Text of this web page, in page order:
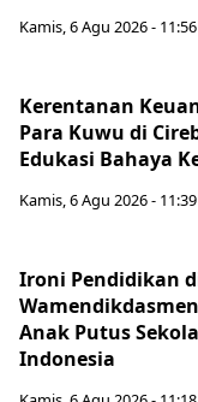
Kamis, 6 Agu 2026 - 11:56
Kerentanan
Para Kuwu di
Edukasi Bahaya
Kamis, 6 Agu 2026 - 11:39
Ironi Pendidikan
Anak Putus
Indonesia